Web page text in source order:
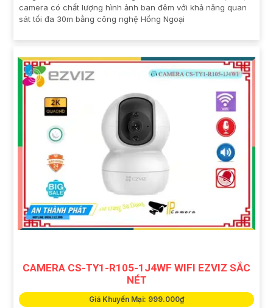
camera có chất lượng hình ảnh ban đêm với khả năng quan
sát tối đa 30m bằng công nghệ Hồng Ngoại
CAMERA CS-TY1-R105-1J4WF WIFI EZVIZ SẮC
NÉT
Giá Khuyến Mại: 999.000₫